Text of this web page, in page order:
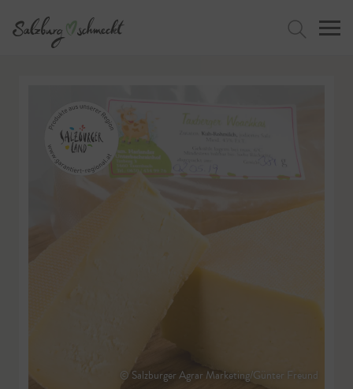
Jetzt suchen
© Salzburger Agrar Marketing/Günter Freund